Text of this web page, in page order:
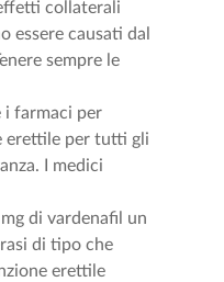
collaterali
essere causati dal
sempre le
i farmaci per
erettile per tutti gli
I medici
di vardenafil un
di tipo che
erettile